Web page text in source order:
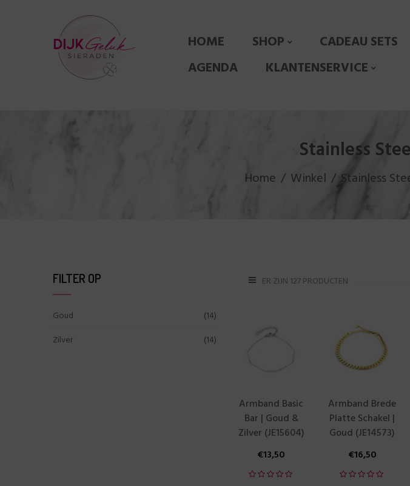
HOME SHOP CADEAU SETS
AGENDA
KLANTENSERVICE
Stainless
Home Winkel Stainless
FILTER OP
Goud
(14)
Zilver
(14)
ER ZIJN 127 PRODUCTEN
Armband Basic
Bar | Goud &
Zilver (JE15604)
€13,50
Armband Brede
Platte Schakel |
Goud (JE14573)
€16,50